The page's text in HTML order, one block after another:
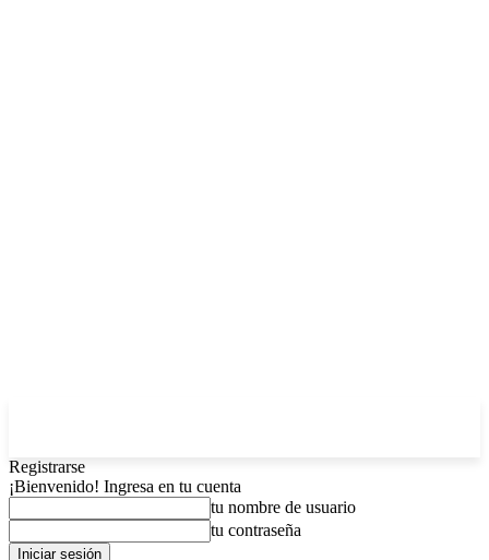
Registrarse
¡Bienvenido! Ingresa en tu cuenta
tu nombre de usuario
tu contraseña